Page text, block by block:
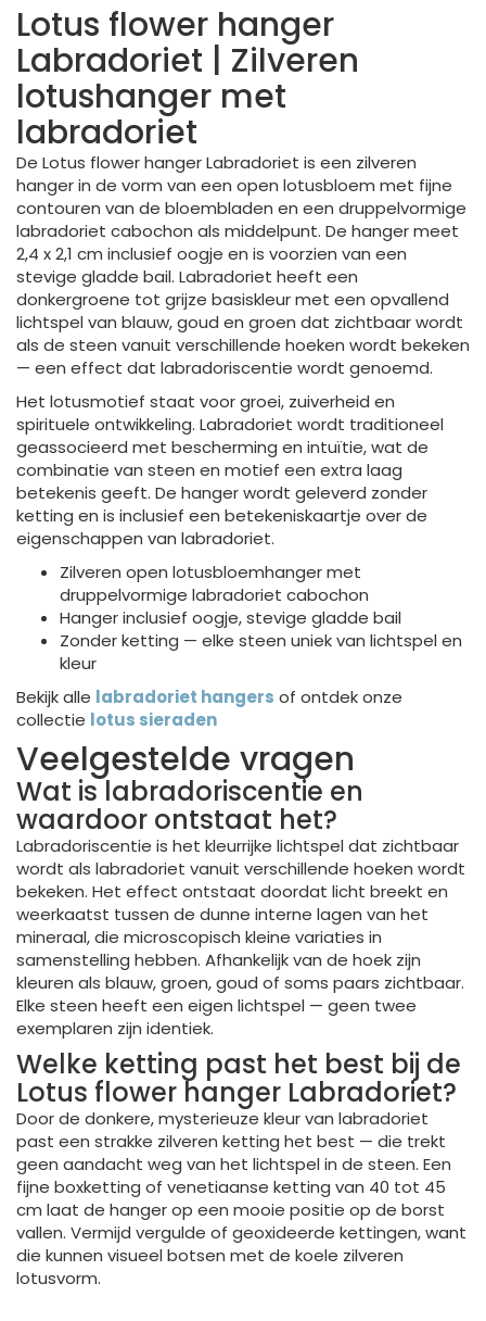
Lotus flower hanger
Labradoriet | Zilveren
lotushanger met
labradoriet
De Lotus flower hanger Labradoriet is een zilveren
hanger in de vorm van een open lotusbloem met fijne
contouren van de bloembladen en een druppelvormige
labradoriet cabochon als middelpunt. De hanger meet
2,4 x 2,1 cm inclusief oogje en is voorzien van een
stevige gladde bail. Labradoriet heeft een
donkergroene tot grijze basiskleur met een opvallend
lichtspel van blauw, goud en groen dat zichtbaar wordt
als de steen vanuit verschillende hoeken wordt bekeken
— een effect dat labradoriscentie wordt genoemd.
Het lotusmotief staat voor groei, zuiverheid en
spirituele ontwikkeling. Labradoriet wordt traditioneel
geassocieerd met bescherming en intuïtie, wat de
combinatie van steen en motief een extra laag
betekenis geeft. De hanger wordt geleverd zonder
ketting en is inclusief een betekeniskaartje over de
eigenschappen van labradoriet.
Zilveren open lotusbloemhanger met
druppelvormige labradoriet cabochon
Hanger inclusief oogje, stevige gladde bail
Zonder ketting — elke steen uniek van lichtspel en
kleur
Bekijk alle labradoriet hangers of ontdek onze
collectie lotus sieraden
Veelgestelde vragen
Wat is labradoriscentie en
waardoor ontstaat het?
Labradoriscentie is het kleurrijke lichtspel dat zichtbaar
wordt als labradoriet vanuit verschillende hoeken wordt
bekeken. Het effect ontstaat doordat licht breekt en
weerkaatst tussen de dunne interne lagen van het
mineraal, die microscopisch kleine variaties in
samenstelling hebben. Afhankelijk van de hoek zijn
kleuren als blauw, groen, goud of soms paars zichtbaar.
Elke steen heeft een eigen lichtspel — geen twee
exemplaren zijn identiek.
Welke ketting past het best bij de
Lotus flower hanger Labradoriet?
Door de donkere, mysterieuze kleur van labradoriet
past een strakke zilveren ketting het best — die trekt
geen aandacht weg van het lichtspel in de steen. Een
fijne boxketting of venetiaanse ketting van 40 tot 45
cm laat de hanger op een mooie positie op de borst
vallen. Vermijd vergulde of geoxideerde kettingen, want
die kunnen visueel botsen met de koele zilveren
lotusvorm.